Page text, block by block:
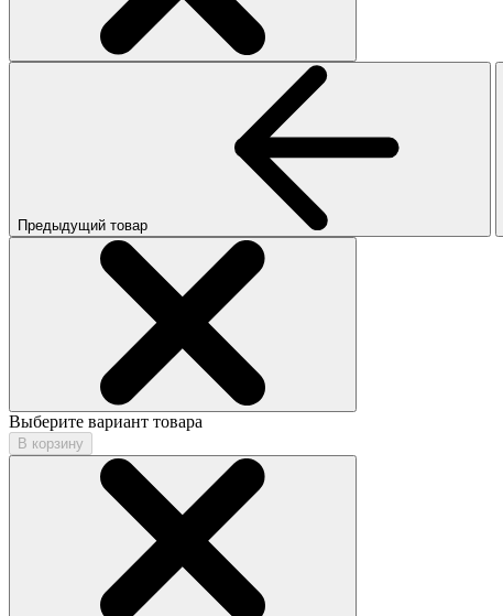
Предыдущий товар
Выберите вариант товара
В корзину